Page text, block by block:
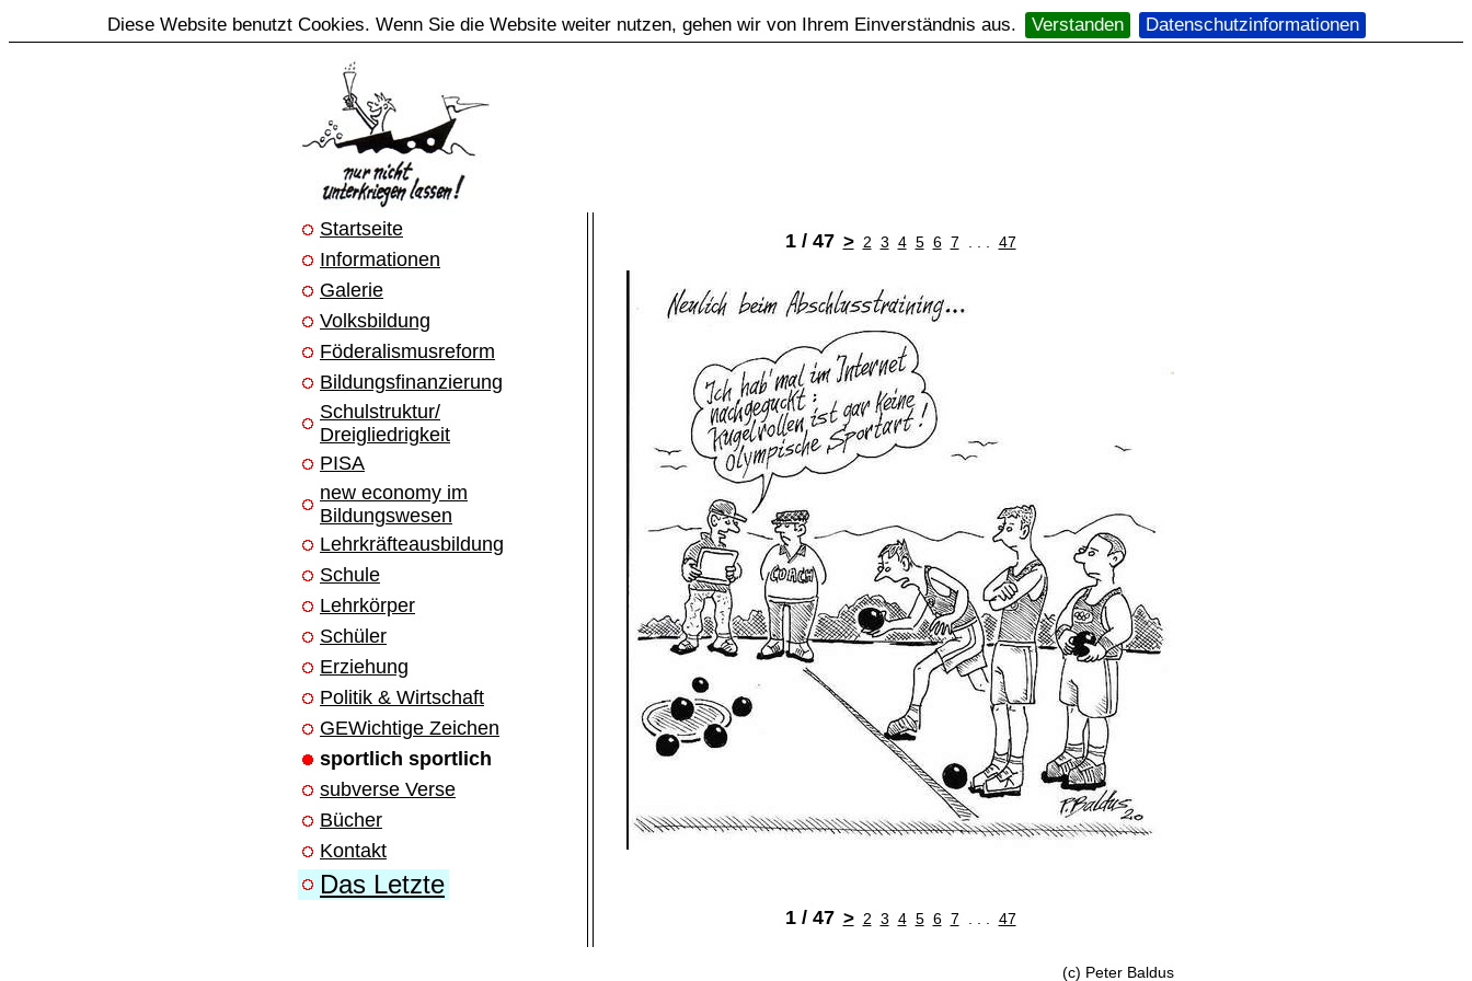
Diese Website benutzt Cookies. Wenn Sie die Website weiter nutzen, gehen wir von Ihrem Einverständnis aus. Verstanden Datenschutzinformationen
Startseite
Informationen
Galerie
Volksbildung
Föderalismusreform
Bildungsfinanzierung
Schulstruktur/
Dreigliedrigkeit
PISA
new economy im
Bildungswesen
Lehrkräfteausbildung
Schule
Lehrkörper
Schüler
Erziehung
Politik & Wirtschaft
GEWichtige Zeichen
sportlich sportlich
subverse Verse
Bücher
Kontakt
Das Letzte
1 / 47 > 2 3 4 5 6 7 47
1 / 47 > 2 3 4 5 6 7 47
(c) Peter Baldus